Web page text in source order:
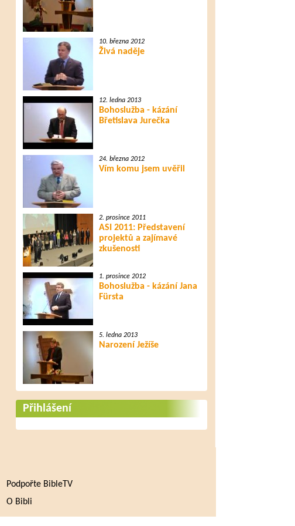
10. března 2012
Živá naděje
12. ledna 2013
Bohoslužba - kázání
Břetislava Jurečka
24. března 2012
Vím komu jsem uvěřil
2. prosince 2011
ASI 2011: Představení
projektů a zajímavé
zkušenosti
1. prosince 2012
Bohoslužba - kázání Jana
Fürsta
5. ledna 2013
Narození Ježíše
Přihlášení
Podpořte BibleTV
O Bibli